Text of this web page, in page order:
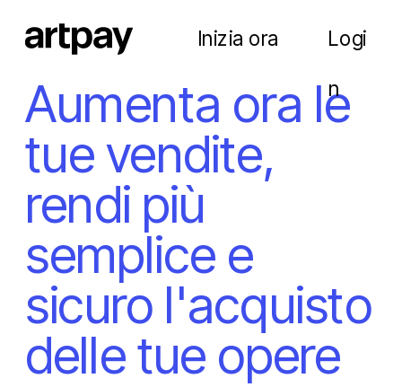
Aumenta ora le
tue vendite,
rendi più
semplice e
sicuro l'acquisto
delle tue opere
Inizia ora
Logi
n